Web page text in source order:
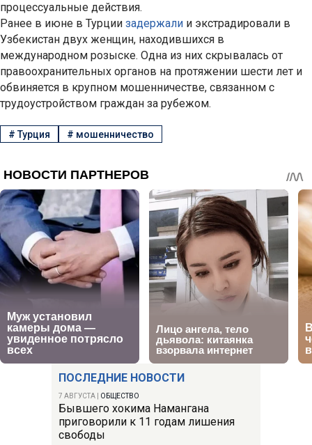
ПОСЛЕДНИЕ НОВОСТИ
7 АВГУСТА ОБЩЕСТВО
Бывшего хокима Намангана
приговорили к 11 годам лишения
свободы
процессуальные действия.
Ранее в июне в Турции задержали и экстрадировали в
Узбекистан двух женщин, находившихся в
международном розыске. Одна из них скрывалась от
правоохранительных органов на протяжении шести лет и
обвиняется в крупном мошенничестве, связанном с
трудоустройством граждан за рубежом.
#Турция # мошенничество